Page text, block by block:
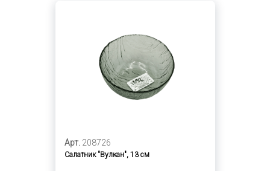
Арт. 208726
Салатник "Вулкан", 13 см